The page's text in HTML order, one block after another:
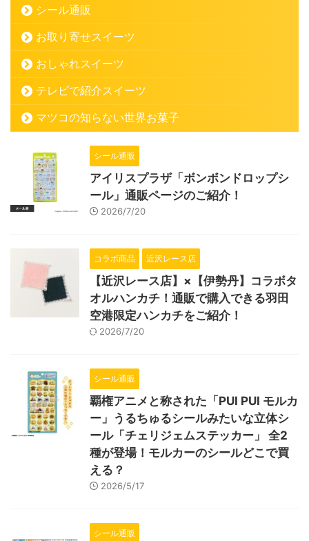
シール通販
お取り寄せスイーツ
おしゃれスイーツ
テレビで紹介スイーツ
マツコの知らない世界お菓子
シール通販
アイリスプラザ「ボンボンドロップシ
ール」通販ページのご紹介！
2026/7/20
コラボ商品 近沢レース店
【近沢レース店】×【伊勢丹】コラボタ
オルハンカチ！通販で購入できる羽田
空港限定ハンカチをご紹介！
2026/7/20
シール通販
覇権アニメと称された「PUI PUI モルカ
ー」うるちゅるシールみたいな立体シ
ール「チェリジェムステッカー」 全2
種が登場！モルカーのシールどこで買
える？
2026/5/17
シール通販